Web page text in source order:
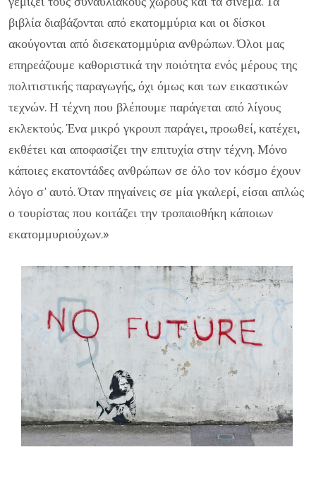
βιβλία διαβάζονται από εκατομμύρια και οι δίσκοι
ακούγονται από δισεκατομμύρια ανθρώπων. Όλοι μας
επηρεάζουμε καθοριστικά την ποιότητα ενός μέρους της
πολιτιστικής παραγωγής, όχι όμως και των εικαστικών
τεχνών. Η τέχνη που βλέπουμε παράγεται από λίγους
εκλεκτούς. Ένα μικρό γκρουπ παράγει, προωθεί, κατέχει,
εκθέτει και αποφασίζει την επιτυχία στην τέχνη. Μόνο
κάποιες εκατοντάδες ανθρώπων σε όλο τον κόσμο έχουν
λόγο σ' αυτό. Όταν πηγαίνεις σε μία γκαλερί, είσαι απλώς
ο τουρίστας που κοιτάζει την τροπαιοθήκη κάποιων
εκατομμυριούχων.»